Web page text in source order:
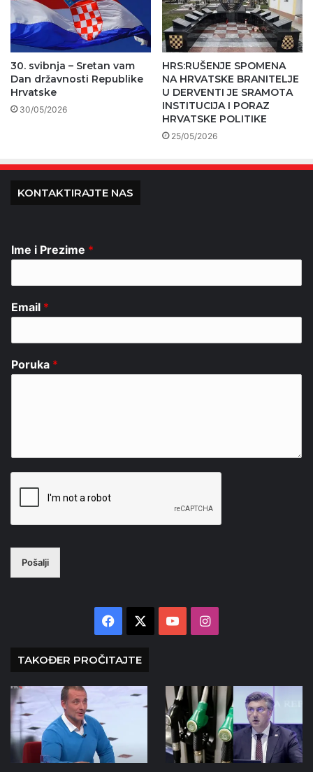
30. svibnja – Sretan vam
Dan državnosti Republike
Hrvatske
30/05/2026
HRS:RUŠENJE SPOMENA
NA HRVATSKE BRANITELJE
U DERVENTI JE SRAMOTA
INSTITUCIJA I PORAZ
HRVATSKE POLITIKE
25/05/2026
KONTAKTIRAJTE NAS
Ime i Prezime *
Email *
Poruka *
Pošalji
Facebook YouTubeInstagram
TAKOĐER PROČITAJTE